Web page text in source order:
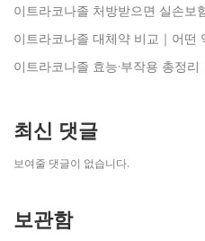
이트라코나졸 처방받으면 실손보
이트라코나졸 대체약 비교｜어떤
이트라코나졸 효능·부작용 총정
최신 댓글
보여줄 댓글이 없습니다.
보관함